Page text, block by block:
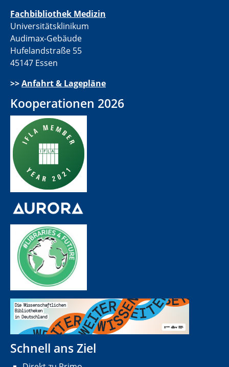
Fachbibliothek Medizin
Universitätsklinikum
Audimax-Gebäude
Hufelandstraße 55
45147 Essen
>>Anfahrt & Lagepläne
Kooperationen 2026
Schnell ans Ziel